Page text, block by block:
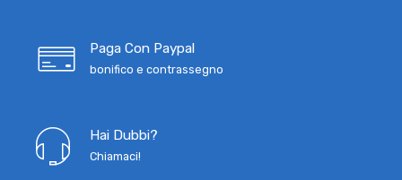
Paga Con Paypal
bonifico e contrassegno
Hai Dubbi?
Chiamaci!